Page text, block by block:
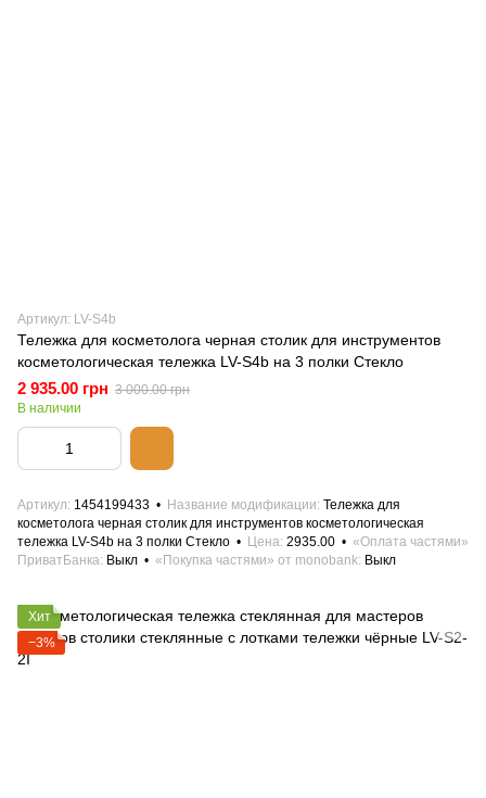
Артикул: LV-S4b
Тележка для косметолога черная столик для инструментов
косметологическая тележка LV-S4b на 3 полки Стекло
2 935.00 грн 3 000.00 грн
В наличии
Артикул 1454199433 Название модификации Тележка для
косметолога черная столик для инструментов косметологическая
тележка LV-S4b на 3 полки Стекло
Цена 2935.00
«Оплата частями»
ПриватБанка Выкл «Покупка частями» от monobank Выкл
Хит
−3%